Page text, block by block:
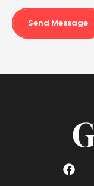
Send Message